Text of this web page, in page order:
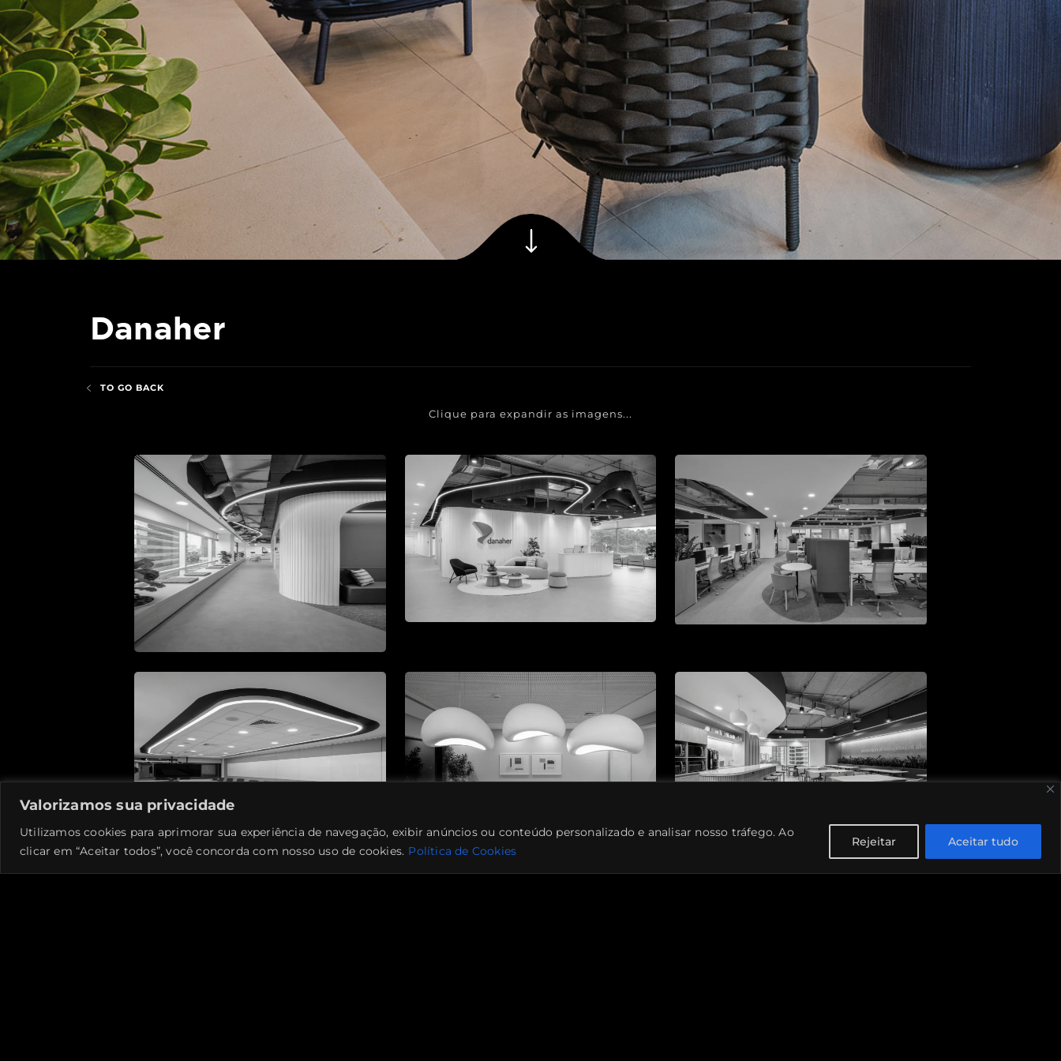
Valorizamos sua privacidade
Utilizamos cookies para aprimorar sua experiência de navegação, exibir anúncios ou conteúdo personalizado e analisar nosso tráfego. Ao
clicar em “Aceitar todos”, você concorda com nosso uso de cookies. Política de Cookies
Rejeitar Aceitar tudo
Danaher
TO GO BACK
Clique para expandir as imagens...